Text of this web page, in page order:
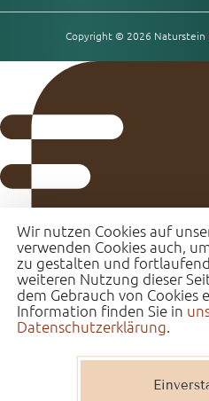
Copyright © 2026 Naturstein
Wir nutzen Cookies auf
verwenden Cookies auch,
zu gestalten und
weiteren Nutzung dieser
dem Gebrauch von Cookies
Information finden Sie in
Datenschutzerklärung.